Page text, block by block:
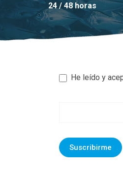
24 / 48 horas
Newsletter
He leído y
Suscribirme